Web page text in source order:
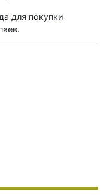
для покупки